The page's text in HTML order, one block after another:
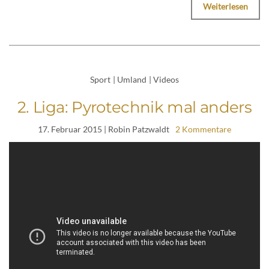
Weiterlesen
Sport | Umland | Videos
2. Liga: Pyrotechnik mal anders
17. Februar 2015 | Robin Patzwaldt 2 Kommentare